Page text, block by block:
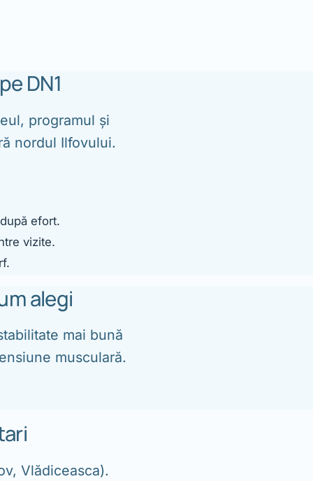
DN1
programul și
nordul Ilfovului.
efort.
vizite.
alegi
mai bună
musculară.
Vlădiceasca).